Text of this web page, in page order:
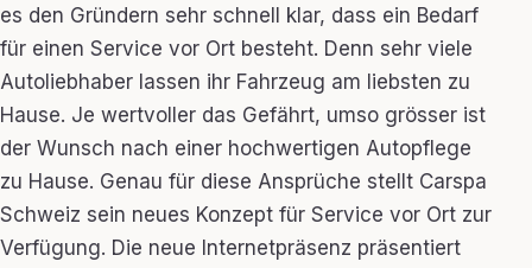
es den Gründern sehr schnell klar, dass ein Bedarf
für einen Service vor Ort besteht. Denn sehr viele
Autoliebhaber lassen ihr Fahrzeug am liebsten zu
Hause. Je wertvoller das Gefährt, umso grösser ist
der Wunsch nach einer hochwertigen Autopflege
zu Hause. Genau für diese Ansprüche stellt Carspa
Schweiz sein neues Konzept für Service vor Ort zur
Verfügung. Die neue Internetpräsenz präsentiert